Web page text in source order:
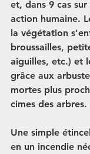
et, dans 9 cas sur
action humaine.
la végétation
broussailles,
aiguilles, etc.) et
grâce aux
mortes plus
cimes des arbres.
Une simple
en un incendie